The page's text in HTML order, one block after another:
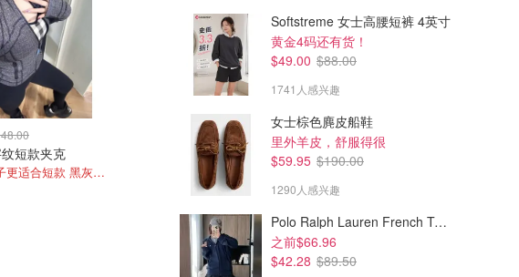
短款夹克
5.6折 小个子更适合短款 黑灰色超显瘦
$348.00
Wunder Puff 羽绒服 600蓬松度
有细闪的黑色 拍照好看
$104.00 $138.00
Define女士短款夹克
lululemon
Softstreme 女士高腰短裤 4英寸
黄金4码还有货！
$49.00 $88.00
1741人感兴趣
女士棕色麂皮船鞋
里外羊皮，舒服得很
$59.95 $190.00
1290人感兴趣
Polo Ralph Lauren French Terry 女童连帽卫衣 7-16码
之前$66.96
$42.28 $89.50